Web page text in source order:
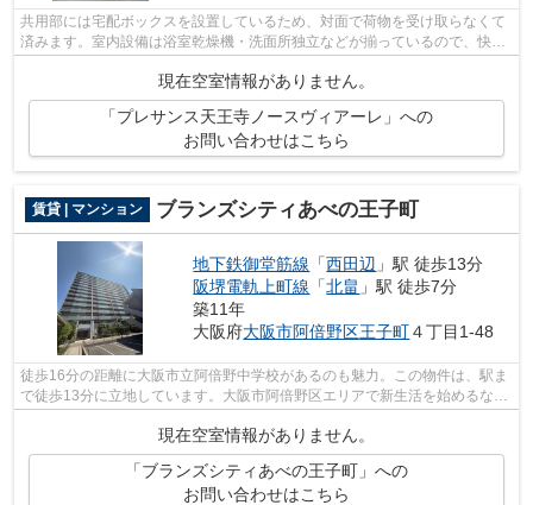
共用部には宅配ボックスを設置しているため、対面で荷物を受け取らなくて
済みます。室内設備は浴室乾燥機・洗面所独立などが揃っているので、快適
現在空室情報がありません。
「プレサンス天王寺ノースヴィアーレ」への
お問い合わせはこちら
賃貸 | マンション ブランズシティあべの王子町
地下鉄御堂筋線 「西田辺 」駅 徒歩13分
阪堺電軌上町線 「北畠 」駅 徒歩7分
築11年
大阪府大阪市阿倍野区王子町４丁目1-48
徒歩16分の距離に大阪市立阿倍野中学校があるのも魅力。この物件は、駅ま
で徒歩13分に立地しています。大阪市阿倍野区エリアで新生活を始めるな
ら、当社にお任せ下さい！新生活を快適...
現在空室情報がありません。
「ブランズシティあべの王子町」への
お問い合わせはこちら